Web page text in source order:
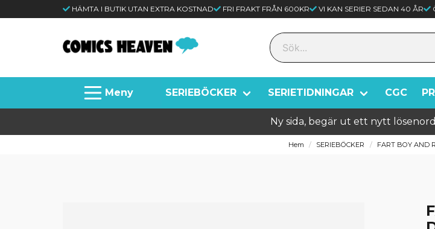
HÄMTA I BUTIK UTAN EXTRA KOSTNAD FRI FRAKT FRÅN 600KR VI KAN SERIER SEDAN 40 ÅR
SERIEBÖCKER SERIETIDNINGAR CGC
Ny sida, begär ut ett nytt
Hem SERIEBÖCKER FART BOY AND